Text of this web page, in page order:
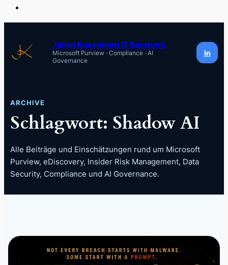
springen
Julian Kusenberg IT Beratung
Microsoft Purview · Compliance · AI
Governance
in
ARCHIVE
Schlagwort: Shadow AI
Alle Beiträge und Einschätzungen rund um Microsoft
Purview, eDiscovery, Insider Risk Management, Data
Security, Compliance und AI Governance.